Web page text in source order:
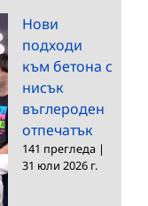
Нови
подходи
към бетона с
нисък
въглероден
отпечатък
141 прегледа |
31 юли 2026 г.